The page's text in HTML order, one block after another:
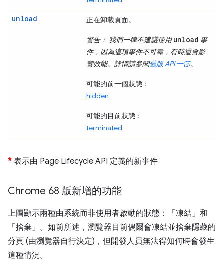
unload 正在卸載頁面。
警告： 我們一律不建議使用unload 事
件，因為這項事件不可靠，有時還會影
響效能。詳情請參閱舊版 API 一節。
可能的前一個狀態：
hidden
可能的目前狀態：
terminated
* 表示由 Page Lifecycle API 定義的新事件
Chrome 68 版新增的功能
上圖顯示兩種由系統而非使用者啟動的狀態：「凍結」 和
「捨棄」 。如前所述，瀏覽器目前偶爾會凍結並捨棄隱藏的
分頁 (由瀏覽器自行決定)，但開發人員無法得知何時會發生
這種情況。